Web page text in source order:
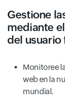
Gestione
mediante
del usuario
Monitoree
web en la
mundial.